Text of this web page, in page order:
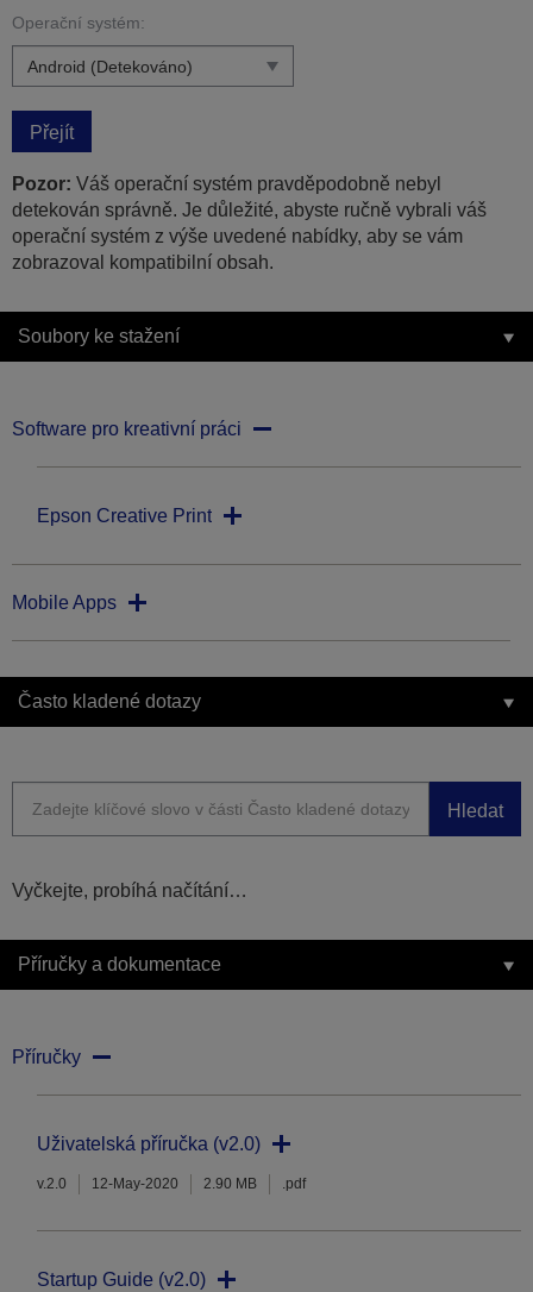
Operační systém:
Přejít
Pozor: Váš operační systém pravděpodobně nebyl
detekován správně. Je důležité, abyste ručně vybrali váš
operační systém z výše uvedené nabídky, aby se vám
zobrazoval kompatibilní obsah.
Soubory ke stažení
Software pro kreativní práci
Epson Creative Print
Mobile Apps
Často kladené dotazy
Hledat
Vyčkejte, probíhá načítání…
Příručky a dokumentace
Příručky
Uživatelská příručka (v2.0)
v.2.0 12-May-2020 2.90 MB .pdf
Startup Guide (v2.0)